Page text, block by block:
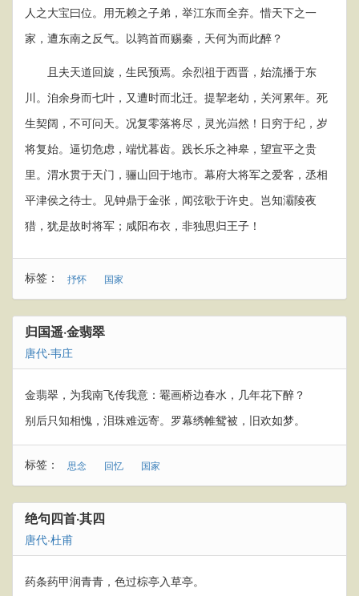
人之大宝曰位。用无赖之子弟，举江东而全弃。惜天下之一
家，遭东南之反气。以鹑首而赐秦，天何为而此醉？
且夫天道回旋，生民预焉。余烈祖于西晋，始流播于东
川。洎余身而七叶，又遭时而北迁。提挈老幼，关河累年。死
生契阔，不可问天。况复零落将尽，灵光岿然！日穷于纪，岁
将复始。逼切危虑，端忧暮齿。践长乐之神皋，望宣平之贵
里。渭水贯于天门，骊山回于地市。幕府大将军之爱客，丞相
平津侯之待士。见钟鼎于金张，闻弦歌于许史。岂知灞陵夜
猎，犹是故时将军；咸阳布衣，非独思归王子！
标签： 抒怀 国家
归国遥·金翡翠
唐代·韦庄
金翡翠，为我南飞传我意：罨画桥边春水，几年花下醉？
别后只知相愧，泪珠难远寄。罗幕绣帷鸳被，旧欢如梦。
标签： 思念 回忆 国家
绝句四首·其四
唐代·杜甫
药条药甲润青青，色过棕亭入草亭。